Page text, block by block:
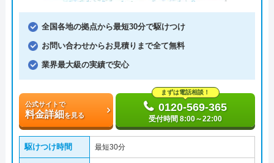
全国各地の拠点から最短30分で駆けつけ
お問い合わせからお見積りまで全て無料
業界最大級の実績で安心
公式サイトで
料金詳細を見る
まずは電話相談！
0120-569-365
受付時間 8:00～22:00
駆けつけ時間 最短30分